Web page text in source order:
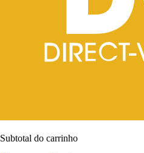
Subtotal do carrinho